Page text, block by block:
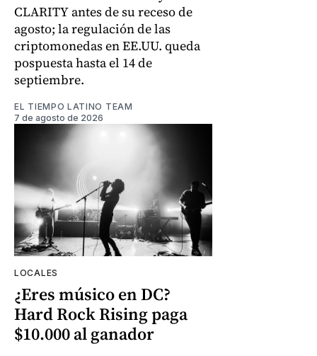
CLARITY antes de su receso de
agosto; la regulación de las
criptomonedas en EE.UU. queda
pospuesta hasta el 14 de
septiembre.
EL TIEMPO LATINO TEAM
7 de agosto de 2026
LOCALES
¿Eres músico en DC?
Hard Rock Rising paga
$10.000 al ganador